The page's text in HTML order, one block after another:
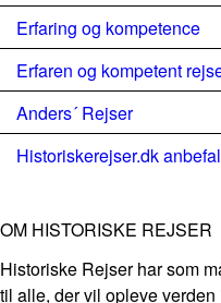
Erfaring og kompetence
Erfaren og kompetent
Anders´ Rejser
Historiskerejser.dk
OM HISTORISKE REJSER
Historiske Rejser har som
til alle, der vil opleve